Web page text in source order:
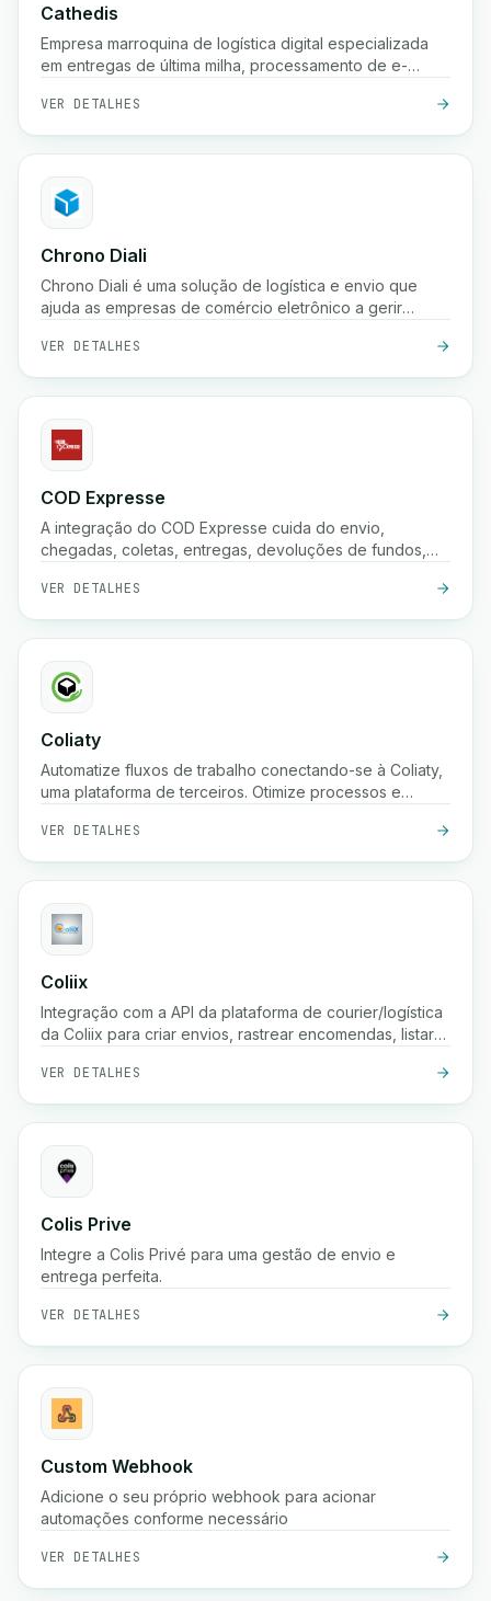
Cathedis
Empresa marroquina de logística digital especializada
em entregas de última milha, processamento de e-
rastreamento em tempo real e soluções de
armazenamento.
VER DETALHES
Chrono Diali
Chrono Diali é uma solução de logística e envio que
ajuda as empresas de comércio eletrônico a gerir
real e otimizar seus processos de atendimento com
facilidade.
VER DETALHES
COD Expresse
A integração do COD Expresse cuida do envio,
chegadas, coletas, entregas, devoluções de fundos,
VER DETALHES
Coliaty
Automatize fluxos de trabalho conectando-se à Coliaty,
uma plataforma de terceiros. Otimize processos e
VER DETALHES
Coliix
Integração com a API da plataforma de courier/logística
da Coliix para criar envios, rastrear encomendas, listar
VER DETALHES
Colis Prive
Integre a Colis Privé para uma gestão de envio e
entrega perfeita.
VER DETALHES
Custom Webhook
Adicione o seu próprio webhook para acionar
automações conforme necessário
VER DETALHES